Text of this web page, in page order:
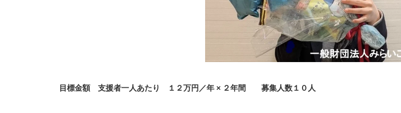
目標金額 支援者一人あたり １２万円／年 × ２年間 募集人数１０ 人